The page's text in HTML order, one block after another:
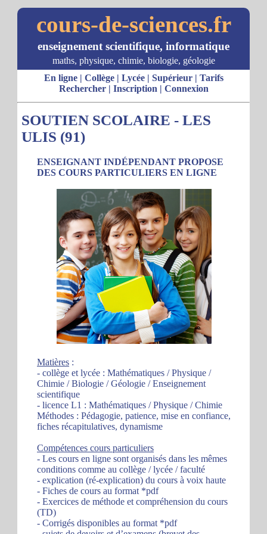
cours-de-sciences.fr
enseignement scientifique, informatique
maths, physique, chimie, biologie, géologie
En ligne| Collège| Lycée| Supérieur| Tarifs
Rechercher| Inscription | Connexion
SOUTIEN SCOLAIRE - LES
ULIS (91)
ENSEIGNANT INDÉPENDANT PROPOSE
DES COURS PARTICULIERS EN LIGNE
Matières :
- collège et lycée : Mathématiques / Physique /
Chimie / Biologie / Géologie / Enseignement
scientifique
- licence L1 : Mathématiques / Physique / Chimie
Méthodes : Pédagogie, patience, mise en confiance,
fiches récapitulatives, dynamisme
Compétences cours particuliers
- Les cours en ligne sont organisés dans les mêmes
conditions comme au collège / lycée / faculté
- explication (ré-explication) du cours à voix haute
- Fiches de cours au format *pdf
- Exercices de méthode et compréhension du cours
(TD)
- Corrigés disponibles au format *pdf